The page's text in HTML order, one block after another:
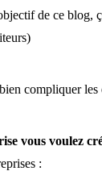
de ce blog,
compliquer
vous voulez
: